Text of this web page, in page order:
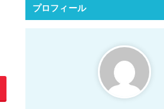
プロフィール